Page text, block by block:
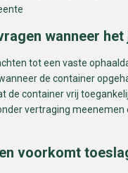
wanneer
tot een vaste
de container
de container vrij
vertraging meenemen
voorkomt